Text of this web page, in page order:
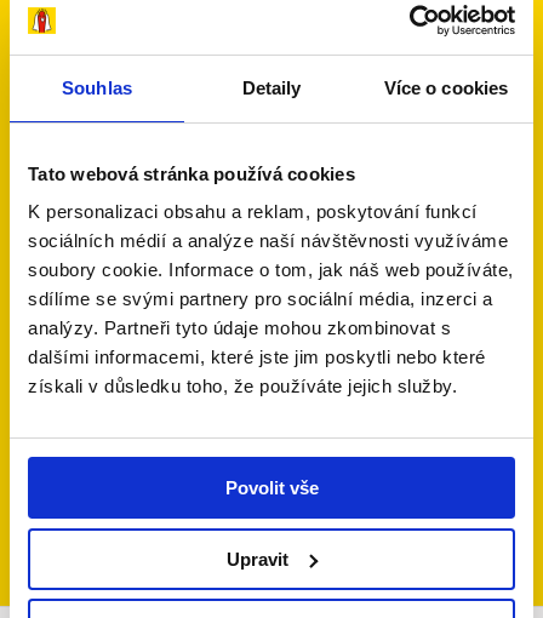
Souhlas Detaily Více o cookies
Tato webová stránka používá cookies
K personalizaci obsahu a reklam, poskytování funkcí
sociálních médií a analýze naší návštěvnosti využíváme
soubory cookie. Informace o tom, jak náš web používáte,
sdílíme se svými partnery pro sociální média, inzerci a
analýzy. Partneři tyto údaje mohou zkombinovat s
dalšími informacemi, které jste jim poskytli nebo které
získali v důsledku toho, že používáte jejich služby.
Povolit vše
Upravit
Staňte se i vy
Dobrým andělem!
Dobří andělé podporují rodiny, v nichž sedítě nebo
jeden z rodičů potýká s onkologickým nebo
jiným vážným onemocněníma které se vlivem
této nemoci ocitly ve složité životní situaci.
Umožněte jim soustředit se na to nejdůležitější –
zdraví svých blízkých.
Chci pomáhat Jak to funguje?